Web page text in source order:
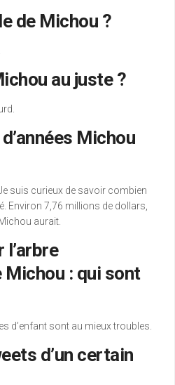
de Michou ?
au juste ?
Michou
suis curieux de savoir combien
Environ 7,76 millions de dollars,
aurait.
l’arbre
Michou : qui sont
d’enfant sont au mieux troubles.
d’un certain